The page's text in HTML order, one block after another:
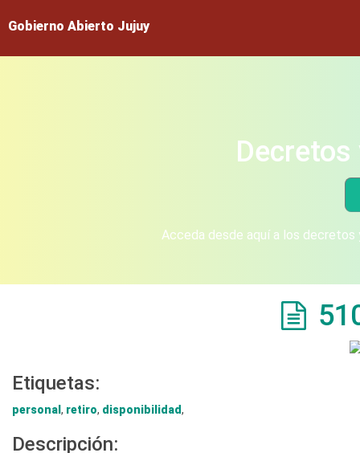
Gobierno Abierto Jujuy
Acceda desde aquí a los
Etiquetas:
personal , retiro, disponibilidad,
Descripción: